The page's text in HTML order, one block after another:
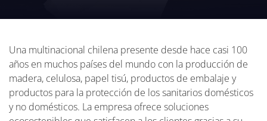
Una multinacional chilena presente desde hace casi 100
años en muchos países del mundo con la producción de
madera, celulosa, papel tisú, productos de embalaje y
productos para la protección de los sanitarios domésticos
y no domésticos. La empresa ofrece soluciones